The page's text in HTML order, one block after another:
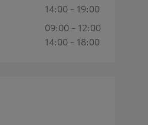
14:00 - 19:00
09:00 - 12:00
14:00 - 18:00